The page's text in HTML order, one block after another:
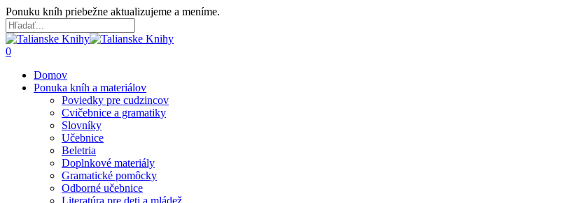
Skip
to
main
content
Ponuku kníh priebežne aktualizujeme a meníme.
Close
Search
search
account
0
Domov
Ponuka kníh a materiálov
Poviedky pre cudzincov
Cvičebnice a gramatiky
Slovníky
Učebnice
Beletria
Doplnkové materiály
Gramatické pomôcky
Odborné učebnice
Literatúra pre deti a mládež